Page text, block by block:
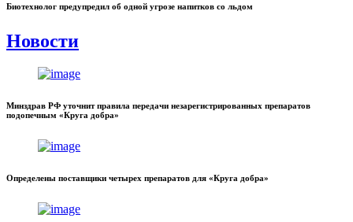
Биотехнолог предупредил об одной угрозе напитков со льдом
Новости
Минздрав РФ уточнит правила передачи незарегистрированных препаратов
подопечным «Круга добра»
Определены поставщики четырех препаратов для «Круга добра»